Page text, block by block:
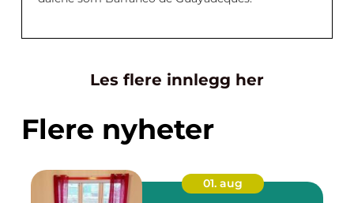
Les flere innlegg her
Flere nyheter
01. aug